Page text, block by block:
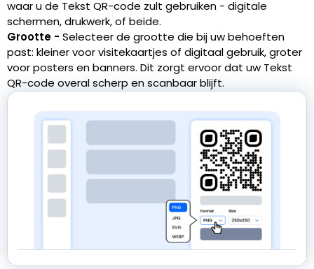
waar u de Tekst QR-code zult gebruiken - digitale
schermen, drukwerk, of beide.
Grootte - Selecteer de grootte die bij uw behoeften
past: kleiner voor visitekaartjes of digitaal gebruik, groter
voor posters en banners. Dit zorgt ervoor dat uw Tekst
QR-code overal scherp en scanbaar blijft.